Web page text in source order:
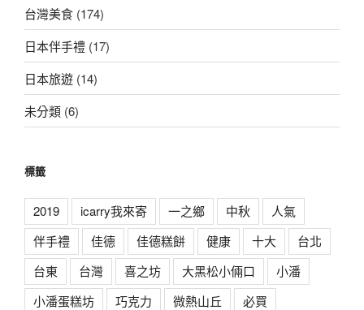
台灣美食 (174)
日本伴手禮 (17)
日本旅遊 (14)
未分類 (6)
標籤
2019 icarry我來寄 一之鄉 中秋
人氣
伴手禮
佳德 佳德糕餅 健康 十大
台北
台東
台灣 喜之坊 大黑松小倆口
小潘
小潘蛋糕坊
巧克力 微熱山丘
必買